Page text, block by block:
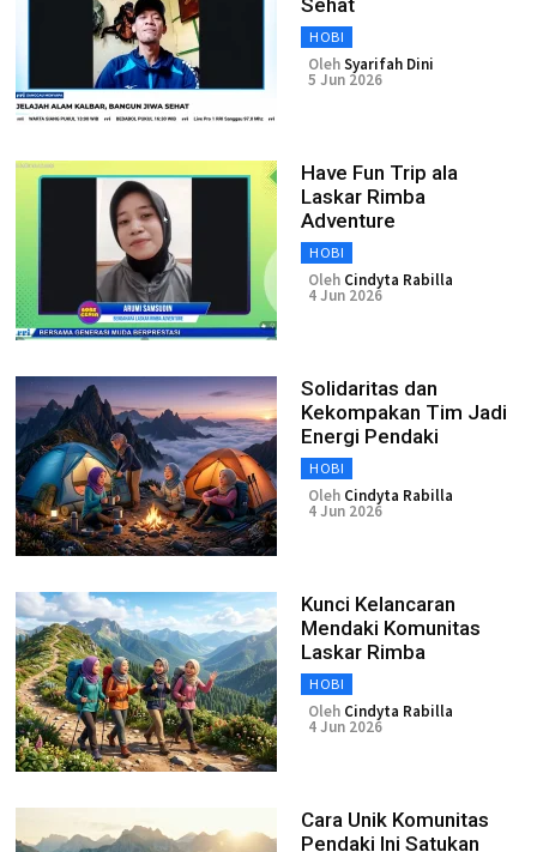
Sehat
HOBI
OlehSyarifah Dini
5 Jun 2026
Have Fun Trip ala
Laskar Rimba
Adventure
HOBI
Oleh Cindyta Rabilla
4 Jun 2026
Solidaritas dan
Kekompakan Tim Jadi
Energi Pendaki
HOBI
Oleh Cindyta Rabilla
4 Jun 2026
Kunci Kelancaran
Mendaki Komunitas
Laskar Rimba
HOBI
Oleh Cindyta Rabilla
4 Jun 2026
Cara Unik Komunitas
Pendaki Ini Satukan